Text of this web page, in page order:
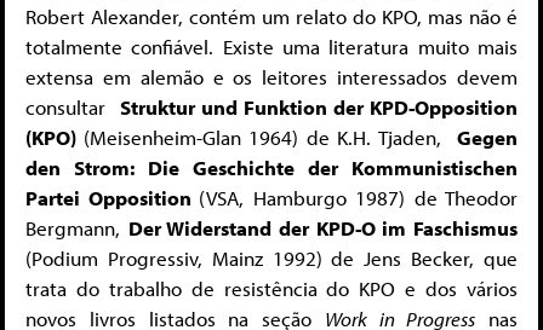
Robert Alexander, contém um relato do KPO, mas não é
totalmente confiável. Existe uma literatura muito mais
extensa em alemão e os leitores interessados ​​devem
consultar Struktur und Funktion der KPD-Opposition
(KPO) (Meisenheim-Glan 1964) de K.H. Tjaden,Gegen
den Strom: Die Geschichte der Kommunistischen
Partei Opposition (VSA, Hamburgo 1987) de Theodor
Bergmann, Der Widerstand der KPD-O im Faschismus
(Podium Progressiv, Mainz 1992) de Jens Becker, que
trata do trabalho de resistência do KPO e dos vários
novos livros listados na seção Work in Progress nas